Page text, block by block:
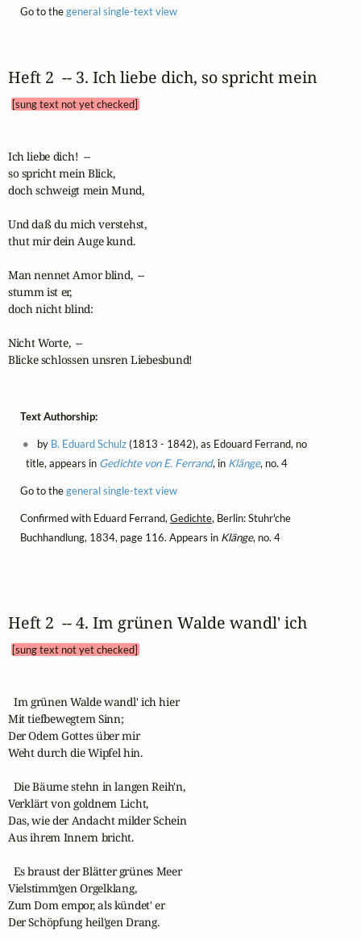
Go to thegeneral single-text view
Heft 2  -- 3. Ich liebe dich, so spricht mein
[sung text not yet checked]
Ich liebe dich!  --
so spricht mein Blick,
doch schweigt mein Mund,
Und daß du mich verstehst,
thut mir dein Auge kund.
Man nennet Amor blind,  --
stumm ist er,
doch nicht blind:
Nicht Worte,  --
Blicke schlossen unsren Liebesbund!
Text Authorship:
by B. Eduard Schulz(1813 - 1842), as Edouard Ferrand, no
title, appears in Gedichte von E. Ferrand, in Klänge, no. 4
Go to thegeneral single-text view
Confirmed with Eduard Ferrand, Gedichte, Berlin: Stuhr'che
Buchhandlung, 1834, page 116. Appears in Klänge, no. 4
Heft 2  -- 4. Im grünen Walde wandl' ich
[sung text not yet checked]
  Im grünen Walde wandl' ich hier
Mit tiefbewegtem Sinn;
Der Odem Gottes über mir
Weht durch die Wipfel hin.
  Die Bäume stehn in langen Reih'n,
Verklärt von goldnem Licht,
Das, wie der Andacht milder Schein
Aus ihrem Innern bricht.
  Es braust der Blätter grünes Meer
Vielstimm'gen Orgelklang,
Zum Dom empor, als kündet' er
Der Schöpfung heil'gen Drang.